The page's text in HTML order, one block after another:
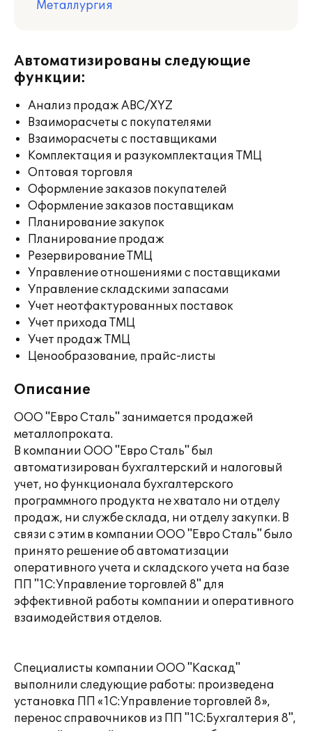
Металлургия
Автоматизированы следующие
функции:
Анализ продаж ABC/XYZ
Взаиморасчеты с покупателями
Взаиморасчеты с поставщиками
Комплектация и разукомплектация ТМЦ
Оптовая торговля
Оформление заказов покупателей
Оформление заказов поставщикам
Планирование закупок
Планирование продаж
Резервирование ТМЦ
Управление отношениями с поставщиками
Управление складскими запасами
Учет неотфактурованных поставок
Учет прихода ТМЦ
Учет продаж ТМЦ
Ценообразование, прайс-листы
Описание
ООО "Евро Сталь" занимается продажей
металлопроката.
В компании ООО "Евро Сталь" был
автоматизирован бухгалтерский и налоговый
учет, но функционала бухгалтерского
программного продукта не хватало ни отделу
продаж, ни службе склада, ни отделу закупки. В
связи с этим в компании ООО "Евро Сталь" было
принято решение об автоматизации
оперативного учета и складского учета на базе
ПП "1С:Управление торговлей 8" для
эффективной работы компании и оперативного
взаимодействия отделов.
Специалисты компании ООО "Каскад"
выполнили следующие работы: произведена
установка ПП «1С:Управление торговлей 8»,
перенос справочников из ПП "1С:Бухгалтерия 8",